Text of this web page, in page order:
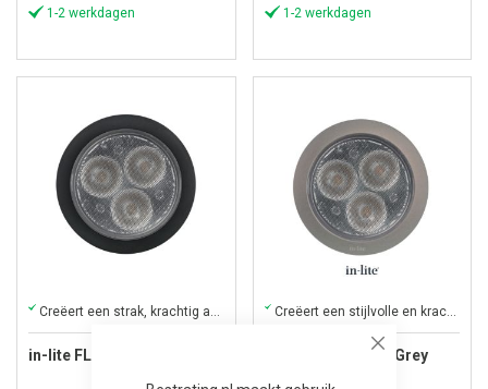
Close
1-2 werkdagen 1-2 werkdagen
Creëert een strak, krachtig accentlicht voor hoge tuinobjecten.
in-lite FLUX Black
Creëert een stijlvolle en krachtige accentverlichting tot vijf meter.
in-lite FLUX Pearl Grey